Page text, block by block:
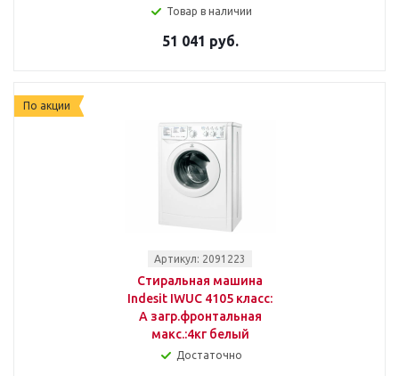
Товар в наличии
51 041 руб.
По акции
Артикул: 2091223
Стиральная машина
Indesit IWUC 4105 класс:
A загр.фронтальная
макс.:4кг белый
Достаточно